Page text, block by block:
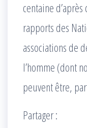
centaine
rapports des
associations de
l’homme (dont
peuvent être,
Partager :